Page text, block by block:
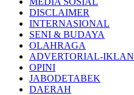
DISCLAIMER
INTERNASIONAL
SENI & BUDAYA
OLAHRAGA
ADVERTORIAL-IKLAN
OPINI
JABODETABEK
DAERAH